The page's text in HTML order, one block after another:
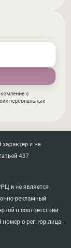
с
персональных
и не
437
и не является
рекламный
в соответствии
номер о рег. юр.лица -